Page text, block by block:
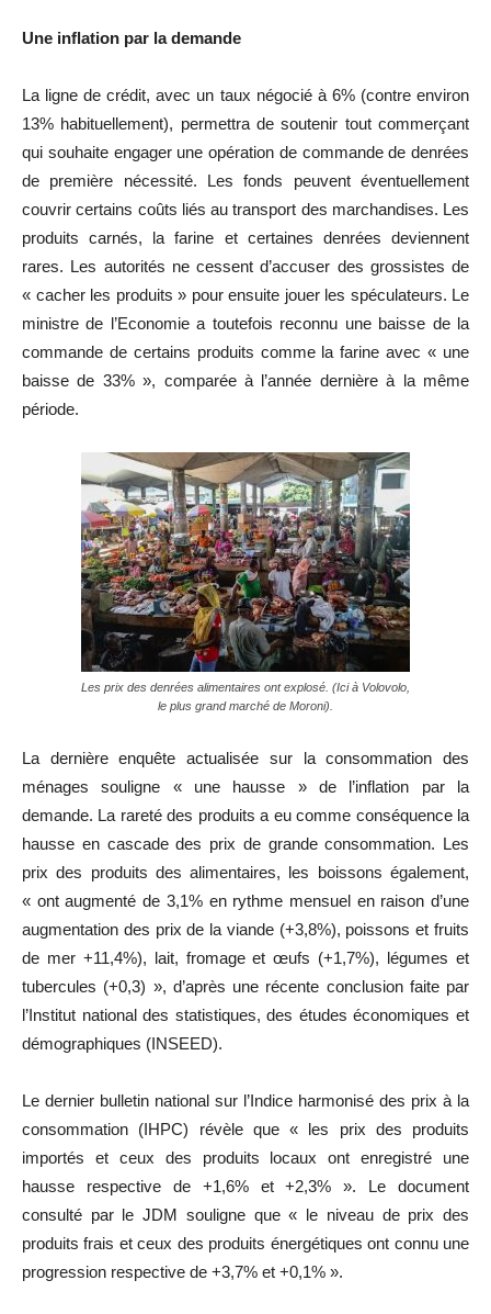
Une inflation par la demande
La ligne de crédit, avec un taux négocié à 6% (contre environ
13% habituellement), permettra de soutenir tout commerçant
qui souhaite engager une opération de commande de denrées
de première nécessité. Les fonds peuvent éventuellement
couvrir certains coûts liés au transport des marchandises. Les
produits carnés, la farine et certaines denrées deviennent
rares. Les autorités ne cessent d’accuser des grossistes de
« cacher les produits » pour ensuite jouer les spéculateurs. Le
ministre de l’Economie a toutefois reconnu une baisse de la
commande de certains produits comme la farine avec « une
baisse de 33% », comparée à l’année dernière à la même
période.
Les prix des denrées alimentaires ont explosé. (Ici à Volovolo,
le plus grand marché de Moroni).
La dernière enquête actualisée sur la consommation des
ménages souligne « une hausse » de l’inflation par la
demande. La rareté des produits a eu comme conséquence la
hausse en cascade des prix de grande consommation. Les
prix des produits des alimentaires, les boissons également,
« ont augmenté de 3,1% en rythme mensuel en raison d’une
augmentation des prix de la viande (+3,8%), poissons et fruits
de mer +11,4%), lait, fromage et œufs (+1,7%), légumes et
tubercules (+0,3) », d’après une récente conclusion faite par
l’Institut national des statistiques, des études économiques et
démographiques (INSEED).
Le dernier bulletin national sur l’Indice harmonisé des prix à la
consommation (IHPC) révèle que « les prix des produits
importés et ceux des produits locaux ont enregistré une
hausse respective de +1,6% et +2,3% ». Le document
consulté par le JDM souligne que « le niveau de prix des
produits frais et ceux des produits énergétiques ont connu une
progression respective de +3,7% et +0,1% ».